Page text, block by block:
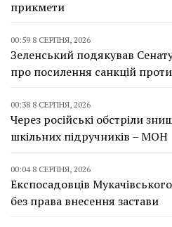
прикмети
00:59 8 СЕРПНЯ, 2026
Зеленський подякував
про посилення санкцій
00:38 8 СЕРПНЯ, 2026
Через російські обстріли
шкільних підручників – МОН
00:04 8 СЕРПНЯ, 2026
Експосадовців
без права внесення застави